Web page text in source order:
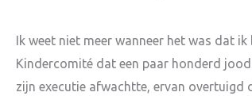
Ik weet niet meer wanneer het was dat
Kindercomité dat een paar honderd
zijn executie afwachtte, ervan overtuigd